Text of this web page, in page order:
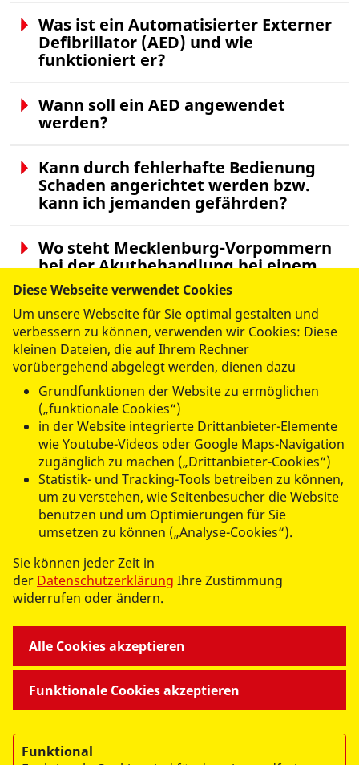
Was ist ein Automatisierter Externer
Defibrillator (AED) und wie
funktioniert er?
Wann soll ein AED angewendet
werden?
Kann durch fehlerhafte Bedienung
Schaden angerichtet werden bzw.
kann ich jemanden gefährden?
Wo steht Mecklenburg-Vorpommern
bei der Akutbehandlung bei einem
plötzlichen Herzstillstand heute?
datenschutzkonform mitShariff
RV VORPOMMERN-GREIFSWALD E.V.
LANDESWEITE PROJEKTE
Diese Webseite verwendet Cookies
Um unsere Webseite für Sie optimal gestalten und
verbessern zu können, verwenden wir Cookies: Diese
kleinen Dateien, die auf Ihrem Rechner
vorübergehend abgelegt werden, dienen dazu
Grundfunktionen der Website zu ermöglichen
(„funktionale Cookies“)
in der Website integrierte Drittanbieter-Elemente
wie Youtube-Videos oder Google Maps-Navigation
zugänglich zu machen („Drittanbieter-Cookies“)
Statistik- und Tracking-Tools betreiben zu können,
um zu verstehen, wie Seitenbesucher die Website
benutzen und um Optimierungen für Sie
umsetzen zu können („Analyse-Cookies“).
Sie können jeder Zeit in
der Datenschutzerklärung Ihre Zustimmung
widerrufen oder ändern.
Funktionale Cookies akzeptieren
Alle Cookies akzeptieren
Funktional